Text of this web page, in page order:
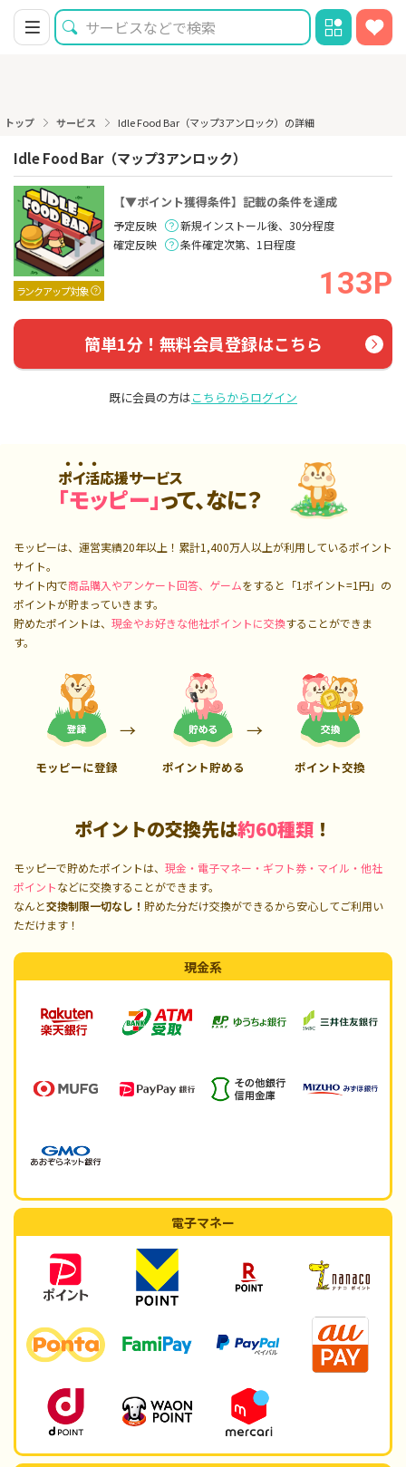
トップ サービス Idle Food Bar（マップ3アンロック）の詳細
Idle Food Bar（マップ3アンロック）
ランクアップ対象
【▼ポイント獲得条件】記載の条件を達成
予定反映
新規インストール後、30分程度
確定反映
条件確定次第、1日程度
133P
簡単1分！無料会員登録はこちら
既に会員の方はこちらからログイン
ポイ活応援サービス
「モッピー」って、なに？
モッピーは、運営実績20年以上！累計1,400万人以上が利用しているポイント
サイト。
サイト内で商品購入やアンケート回答、ゲームをすると「1ポイント=1円」の
ポイントが貯まっていきます。
貯めたポイントは、 現金やお好きな他社ポイントに交換することができま
す。
モッピーに登録 ポイント貯める ポイント交換
ポイントの交換先は約60種類 ！
モッピーで貯めたポイントは、 現金・電子マネー・ギフト券・マイル・他社
ポイントなどに交換することができます。
なんと交換制限一切なし！ 貯めた分だけ交換ができるから安心してご利用い
ただけます！
現金系
電子マネー